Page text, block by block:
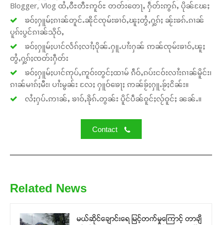
Blogger, Vlog ထႆႇဝီႊတီႊဢူဝ်ႊ တတ်းတေႃႇ ႁဵတ်းဢွၵ်ႇ ပိုၼ်ၽႄႈ
ၶဝ်ႈႁူမ်ႈၵၢၼ်တူင်ႉၼိုင်ၸုမ်းၶၢဝ်ႇၽူႈတွႆႇႁွၵ်ႈ ၼႂ်းၶၵ်ႉၵၢၼ်
ပူၵ်းပွင်ၵၢၼ်သိုဝ်ႇ
ၶဝ်ႈႁူမ်ႈပၢင်လႅၵ်ႈလၢႆႈပိုၼ်ႉႁူႉပၢႆးႁၼ် ဢၼ်ၸုမ်းၶၢဝ်ႇၽူႈ
တွႆႇႁွၵ်ႈၸတ်းႁဵတ်း
ၶဝ်ႈႁူမ်ႈပၢင်ဢုပ်ႇဢူဝ်းတွင်ႈထၢမ် ၵဵဝ်ႇၵပ်းငဝ်းလၢႆးၵၢၼ်မိူင်း၊
ၵၢၼ်မၢၵ်ႈမီး၊ ပၢႆးမွၼ်း လႄႈ ႁူဝ်ၶေႃႈ ဢၼ်ၶႂ်ႈႁူႉၶႂ်ႈငိၼ်း။
လႆႈႁပ်ႉဢၢၼ်ႇ ၶၢဝ်ႇၶိုၵ်ႉတွၼ်း ပိူင်ပဵၼ်ဝူင်ႈလႂ်ဝူင်ႈ ၼၼ်ႉ။
Contact
Related News
မယ်ဆိုင်ချောင်းရေ မြင့်တက်မှုကြောင့် တာချီ